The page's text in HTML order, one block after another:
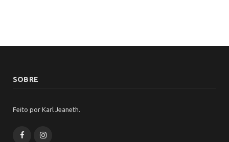
SOBRE
Feito por Karl Jeaneth.
FacebookInstagram